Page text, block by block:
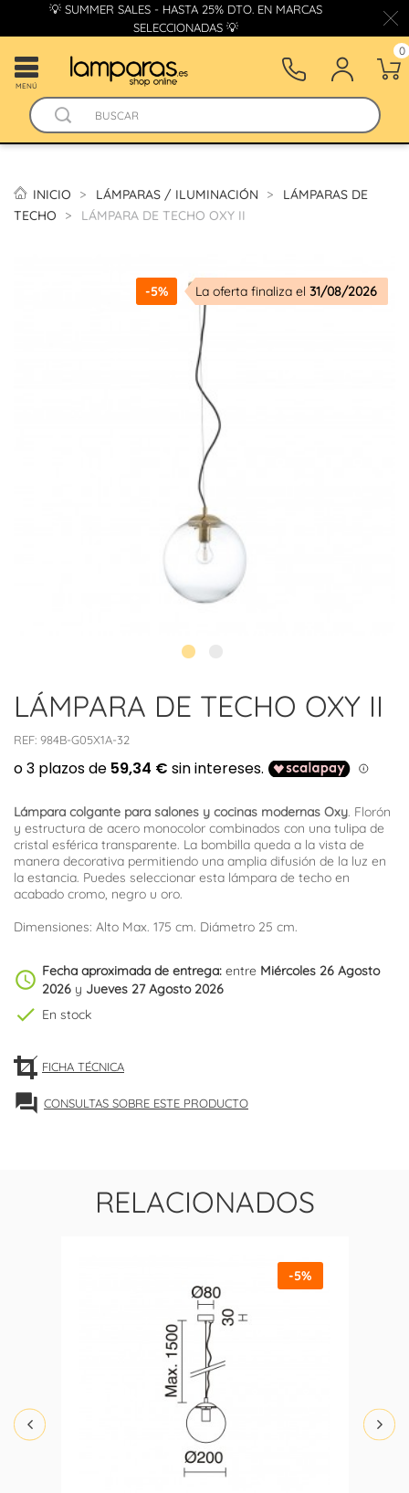
💡 SUMMER SALES - HASTA 25% DTO. EN MARCAS
SELECCIONADAS 💡
MENÚ
0
INICIO LÁMPARAS / ILUMINACIÓN
LÁMPARAS DE
TECHO
LÁMPARA DE TECHO OXY II
-5% La oferta finaliza el 31/08/2026
LÁMPARA DE TECHO OXY II
REF: 984B-G05X1A-32
Lámpara colgante para salones y cocinas modernas Oxy. Florón
y estructura de acero monocolor combinados con una tulipa de
cristal esférica transparente. La bombilla queda a la vista de
manera decorativa permitiendo una amplia difusión de la luz en
la estancia. Puedes seleccionar esta lámpara de techo en
acabado cromo, negro u oro.
Dimensiones: Alto Max. 175 cm. Diámetro 25 cm.
schedule Fecha aproximada de entrega: entre Miércoles 26 Agosto
2026 y Jueves 27 Agosto 2026
check En stock
FICHA TÉCNICA
forum CONSULTAS SOBRE ESTE PRODUCTO
RELACIONADOS
-5%